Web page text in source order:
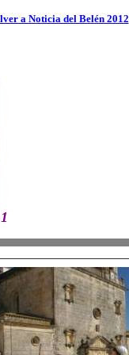
a Noticia del Belén 2012